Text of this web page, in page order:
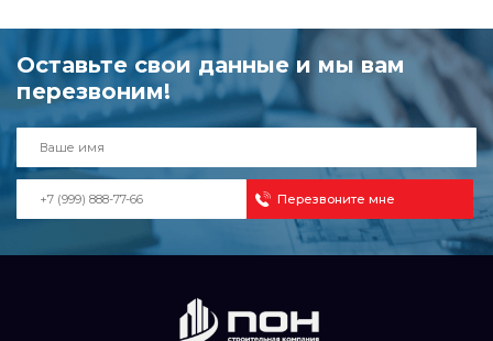
Оставьте свои данные и мы вам
перезвоним!